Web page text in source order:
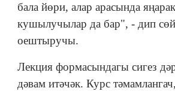
бала йөри, алар арасында
кушылучылар да бар", - дип
оештыручы.
Лекция формасындагы сигез
дәвам итәчәк. Курс